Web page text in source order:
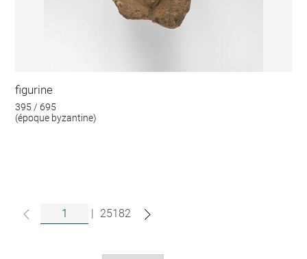
figurine
395 / 695
(époque byzantine)
| 25182